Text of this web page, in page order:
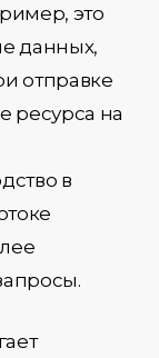
это
данных,
отправке
ресурса на
в